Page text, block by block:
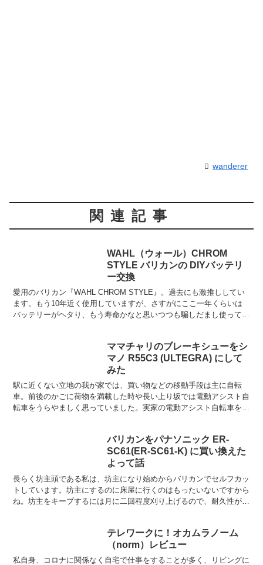
wanderer
関連記事
WAHL（ウォール）CHROM
STYLE バリカンの DIYバッテリ
ー交換
愛用のバリカン『WAHL CHROM STYLE』。過去にも激推ししてい
ます。もう10年近く使用していますが、さすがにここ一年くらいは
バッテリーがヘタり、もう寿命かなと思いつつも騙しだまし使ってい
ママチャリのブレーキシューをシ
マノ R55C3 (ULTEGRA) にして
みた
駅に近くない立地の我が家では、買い物などの移動手段は主に自転
車。前後のかごに荷物を満載した時や長い上り坂では電動アシスト自
転車をうらやましく思っていました。実家の電動アシスト自転車を借
バリカンをパナソニック ER-
SC61(ER-SC61-K) に買い換えた
よって話
長らく坊主頭である私は、坊主になり始めからバリカンでセルフカッ
トしています。坊主にするのに床屋に行くのはもったいないですから
ね。坊主をキープするには月に二回程度刈り上げるので、耐久性があ
テレワークに！オカムラノーム
（norm）レビュー
私自身、コロナに関係なく自宅で仕事をすることが多く、リビングに